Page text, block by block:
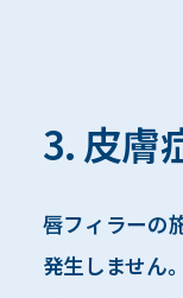
3. 皮膚
唇フィラーの
発生しません。